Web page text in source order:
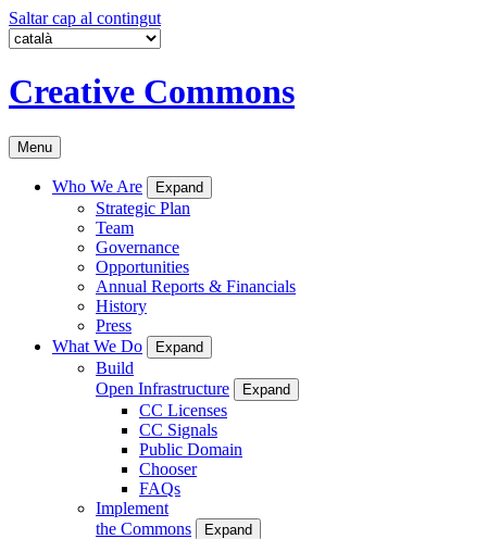
Saltar cap al contingut
Creative Commons
Menu
Who We Are Expand
Strategic Plan
Team
Governance
Opportunities
Annual Reports & Financials
History
Press
What We Do
Expand
Build
Open Infrastructure
Expand
CC Licenses
CC Signals
Public Domain
Chooser
FAQs
Implement
the Commons
Expand